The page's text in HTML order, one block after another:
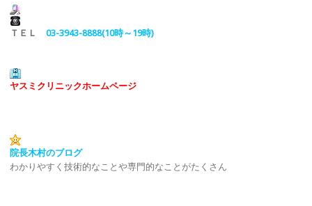
ＴＥＬ 03-3943-8888(10時～19時)
ヤスミクリニックホームページ
院長木村のブログ
わかりやすく技術的なことや専門的なことがたくさん